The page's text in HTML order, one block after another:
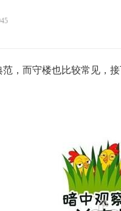
，而守楼也比较常见，